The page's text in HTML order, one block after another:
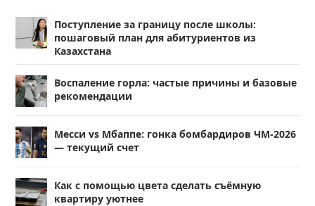
Поступление за границу после школы:
пошаговый план для абитуриентов из
Казахстана
Воспаление горла: частые причины и базовые
рекомендации
Месси vs Мбаппе: гонка бомбардиров ЧМ-2026
— текущий счет
Как с помощью цвета сделать съёмную
квартиру уютнее